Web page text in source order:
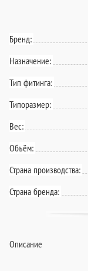
Бренд:
Назначение:
Тип фитинга:
Типоразмер:
Вес:
Объём:
Страна производства:
Страна бренда:
Описание